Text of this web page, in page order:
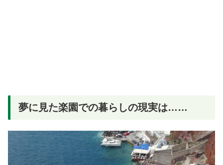
夢に見た楽園での暮らしの現実は……